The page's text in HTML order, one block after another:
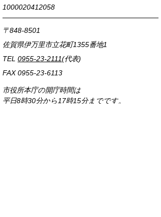
1000020412058
〒848-8501
佐賀県伊万里市立花町1355番地1
TEL 0955-23-2111(代表)
FAX 0955-23-6113
市役所本庁の開庁時間は
平日8時30分から17時15分までです。